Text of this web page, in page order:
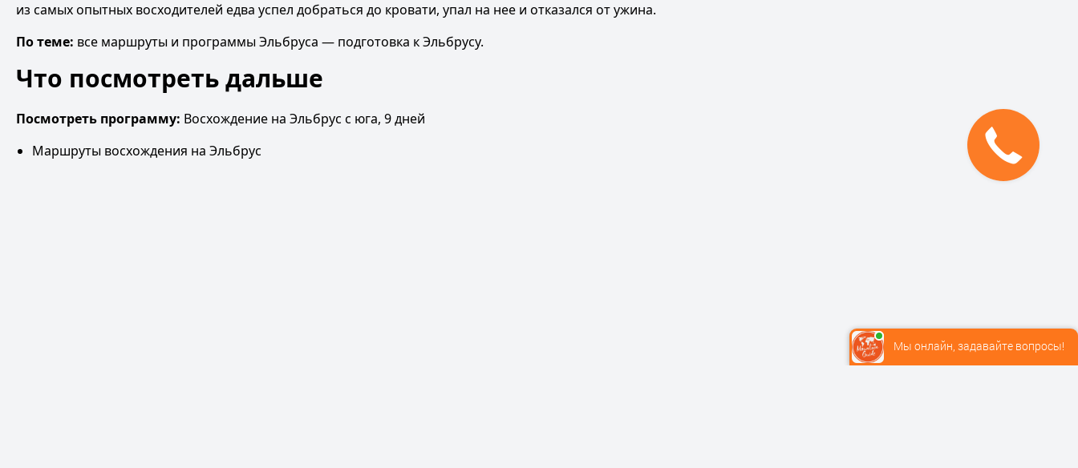
из самых опытных восходителей едва успел добраться до кровати, упал на нее и отказался от ужина.
По теме: все маршруты и программы Эльбруса — подготовка к Эльбрусу.
Что посмотреть дальше
Посмотреть программу: Восхождение на Эльбрус с юга, 9 дней
Маршруты восхождения на Эльбрус
Мы онлайн, задавайте вопросы!